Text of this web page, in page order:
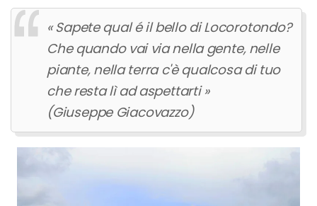
« Sapete qual é il bello di Locorotondo?
Che quando vai via nella gente, nelle
piante, nella terra c'è qualcosa di tuo
che resta lì ad aspettarti »
(Giuseppe Giacovazzo)